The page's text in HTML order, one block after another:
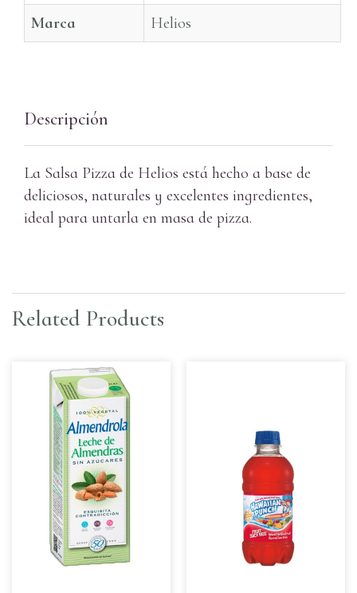
Marca
Helios
Descripción
La Salsa Pizza de Helios está hecho a base de
deliciosos, naturales y excelentes ingredientes,
ideal para untarla en masa de pizza.
Related Products